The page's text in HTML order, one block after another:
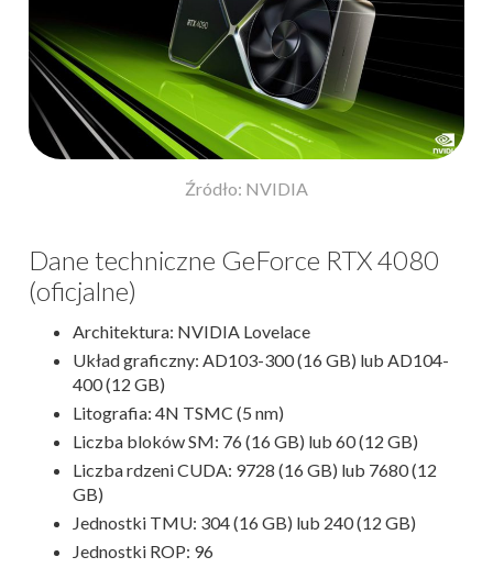
Źródło: NVIDIA
Dane techniczne GeForce RTX 4080
(oficjalne)
Architektura: NVIDIA Lovelace
Układ graficzny: AD103-300 (16 GB) lub AD104-
400 (12 GB)
Litografia: 4N TSMC (5 nm)
Liczba bloków SM: 76 (16 GB) lub 60 (12 GB)
Liczba rdzeni CUDA: 9728 (16 GB) lub 7680 (12
GB)
Jednostki TMU: 304 (16 GB) lub 240 (12 GB)
Jednostki ROP: 96